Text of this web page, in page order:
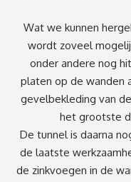
Wat we kunnen
wordt zoveel
onder andere nog
platen op de wanden
gevelbekleding van
het grootste
De tunnel is daarna
de laatste
de zinkvoegen in de